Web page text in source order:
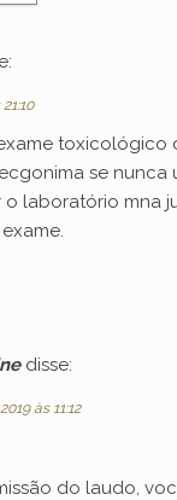
toxicológico
se nunca
laboratório mna
disse:
às 11:12
do laudo,